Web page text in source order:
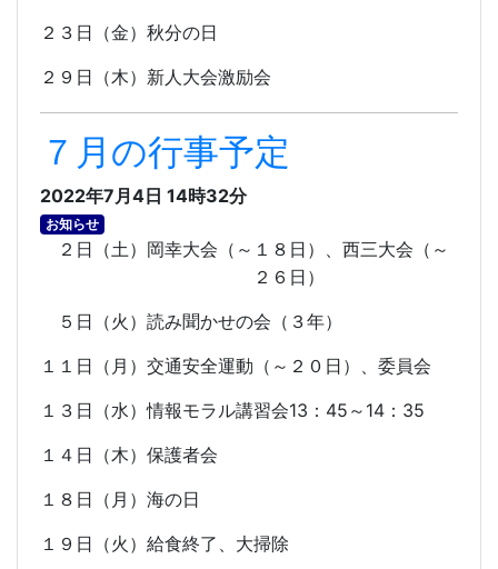
２３日（金）秋分の日
２９日（木）新人大会激励会
７月の行事予定
2022年7月4日 14時32分
お知らせ
２日（土）岡幸大会（～１８日）、西三大会（～
２６日）
５日（火）読み聞かせの会（３年）
１１日（月）交通安全運動（～２０日）、委員会
１３日（水）情報モラル講習会13 ： 45 ～ 14 ： 35
１４日（木）保護者会
１８日（月）海の日
１９日（火）給食終了、大掃除